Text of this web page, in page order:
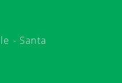
- Santa